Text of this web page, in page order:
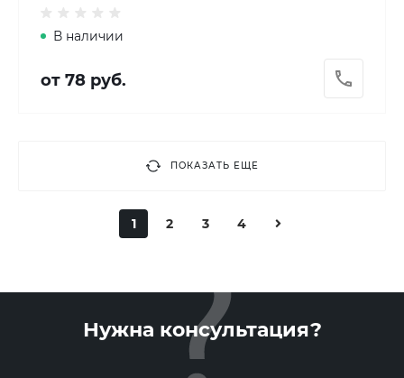
В наличии
от 78 руб.
ПОКАЗАТЬ ЕЩЕ
1 2 3 4
Нужна консультация?